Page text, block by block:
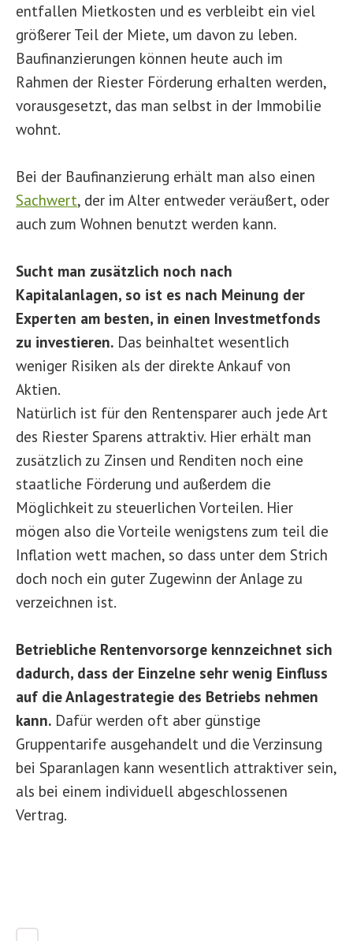
entfallen Mietkosten und es verbleibt ein viel
größerer Teil der Miete, um davon zu leben.
Baufinanzierungen können heute auch im
Rahmen der Riester Förderung erhalten werden,
vorausgesetzt, das man selbst in der Immobilie
wohnt.
Bei der Baufinanzierung erhält man also einen
Sachwert, der im Alter entweder veräußert, oder
auch zum Wohnen benutzt werden kann.
Sucht man zusätzlich noch nach
Kapitalanlagen, so ist es nach Meinung der
Experten am besten, in einen Investmetfonds
zu investieren. Das beinhaltet wesentlich
weniger Risiken als der direkte Ankauf von
Aktien.
Natürlich ist für den Rentensparer auch jede Art
des Riester Sparens attraktiv. Hier erhält man
zusätzlich zu Zinsen und Renditen noch eine
staatliche Förderung und außerdem die
Möglichkeit zu steuerlichen Vorteilen. Hier
mögen also die Vorteile wenigstens zum teil die
Inflation wett machen, so dass unter dem Strich
doch noch ein guter Zugewinn der Anlage zu
verzeichnen ist.
Betriebliche Rentenvorsorge kennzeichnet sich
dadurch, dass der Einzelne sehr wenig Einfluss
auf die Anlagestrategie des Betriebs nehmen
kann. Dafür werden oft aber günstige
Gruppentarife ausgehandelt und die Verzinsung
bei Sparanlagen kann wesentlich attraktiver sein,
als bei einem individuell abgeschlossenen
Vertrag.